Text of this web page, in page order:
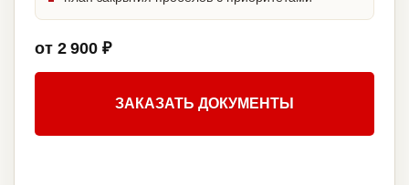
от 2 900 ₽
ЗАКАЗАТЬ ДОКУМЕНТЫ